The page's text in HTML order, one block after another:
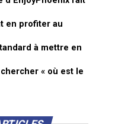
en profiter au
à mettre en
« où est le